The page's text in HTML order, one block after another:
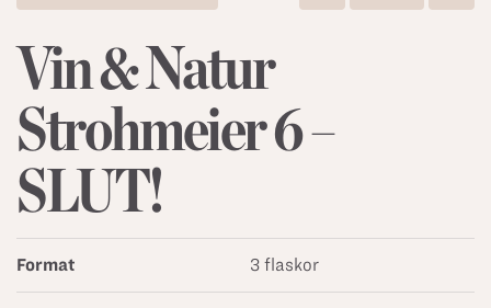
Vin & Natur
Strohmeier 6 –
SLUT!
Format 3 flaskor